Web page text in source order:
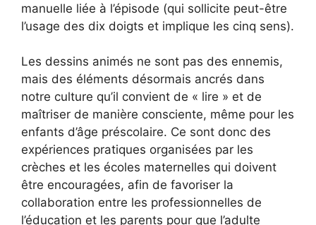
manuelle liée à l’épisode (qui sollicite peut-être
l’usage des dix doigts et implique les cinq sens).
Les dessins animés ne sont pas des ennemis,
mais des éléments désormais ancrés dans
notre culture qu’il convient de « lire » et de
maîtriser de manière consciente, même pour les
enfants d’âge préscolaire. Ce sont donc des
expériences pratiques organisées par les
crèches et les écoles maternelles qui doivent
être encouragées, afin de favoriser la
collaboration entre les professionnelles de
l’éducation et les parents pour que l’adulte